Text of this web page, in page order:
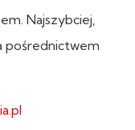
Najszybciej,
pośrednictwem